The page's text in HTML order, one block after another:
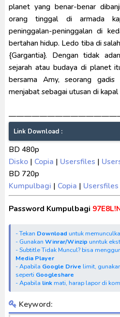
planet yang benar-benar
orang tinggal di armada
peninggalan-peninggalan di
bertahan hidup. Ledo tiba di
{Gargantia}. Dengan tidak
sejarah atau budaya di planet
bersama Amy, seorang
menjabat sebagai utusan di
Link Download :
BD 480p
Disko | Copia | Usersfiles |
BD 720p
Kumpulbagi | Copia | Usersfiles
Password Kumpulbagi
- Tekan Download untuk
- Gunakan Winrar/Winzip unntuk
- Subtitle Tidak Muncul? bisa
Media Player
- Apabila Google Drive limit,
seperti Googleshare
- Apabila linkmati, harap lapor di
Keyword: